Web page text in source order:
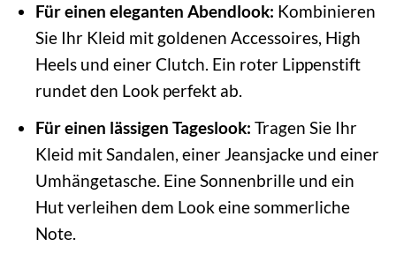
Für einen eleganten Abendlook: Kombinieren
Sie Ihr Kleid mit goldenen Accessoires, High
Heels und einer Clutch. Ein roter Lippenstift
rundet den Look perfekt ab.
Für einen lässigen Tageslook: Tragen Sie Ihr
Kleid mit Sandalen, einer Jeansjacke und einer
Umhängetasche. Eine Sonnenbrille und ein
Hut verleihen dem Look eine sommerliche
Note.